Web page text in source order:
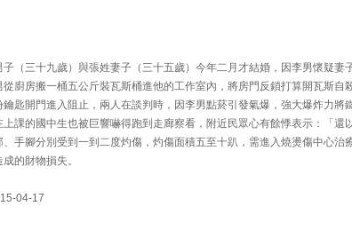
（三十九歲）與張姓妻子（三十五歲）今年二月才結婚，因李男懷疑妻
廚房搬一桶五公斤裝瓦斯桶進他的工作室內，將房門反鎖打算開瓦斯自殺
匙開門進入阻止，兩人在談判時，因李男點菸引發氣爆，強大爆炸力將
上課的國中生也被巨響嚇得跑到走廊察看，附近民眾心有餘悸表示：「還
、手腳分別受到一到二度灼傷，灼傷面積五至十趴，需進入燒燙傷中心治
的財物損失。
04-17